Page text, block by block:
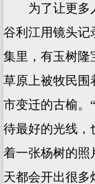
为了让更多人
谷利江用镜头记
集里，有玉树隆
草原上被牧民围
市变迁的古榆。
待最好的光线，
着一张杨树的照
天都会开出很多